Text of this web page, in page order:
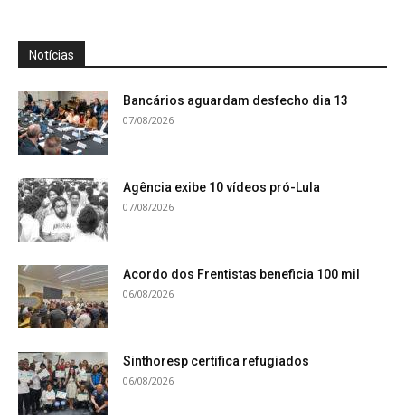
Notícias
Bancários aguardam desfecho dia 13
07/08/2026
Agência exibe 10 vídeos pró-Lula
07/08/2026
Acordo dos Frentistas beneficia 100 mil
06/08/2026
Sinthoresp certifica refugiados
06/08/2026